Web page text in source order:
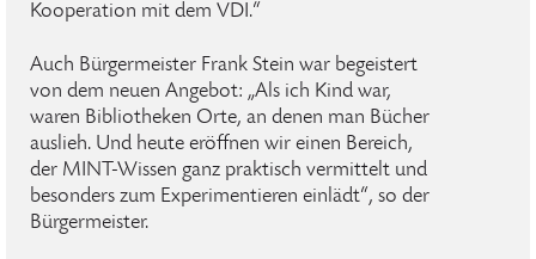
Kooperation mit dem VDI.“
Auch Bürgermeister Frank Stein war begeistert
von dem neuen Angebot: „Als ich Kind war,
waren Bibliotheken Orte, an denen man Bücher
auslieh. Und heute eröffnen wir einen Bereich,
der MINT-Wissen ganz praktisch vermittelt und
besonders zum Experimentieren einlädt“, so der
Bürgermeister.